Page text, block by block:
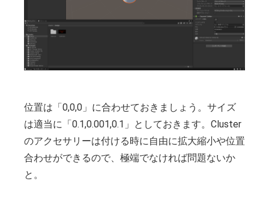
位置は「0,0,0」に合わせておきましょう。サイズ
は適当に「0.1,0.001,0.1」としておきます。Cluster
のアクセサリーは付ける時に自由に拡大縮小や位置
合わせができるので、極端でなければ問題ないか
と。